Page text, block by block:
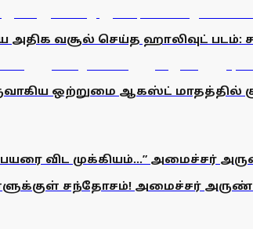
அதிக வசூல் செய்த ஹாலிவுட்
ஒற்றுமை ஆகஸ்ட் மாதத்தில்
விட முக்கியம்...” அமைச்சர்
சந்தோசம்! அமைச்சர்